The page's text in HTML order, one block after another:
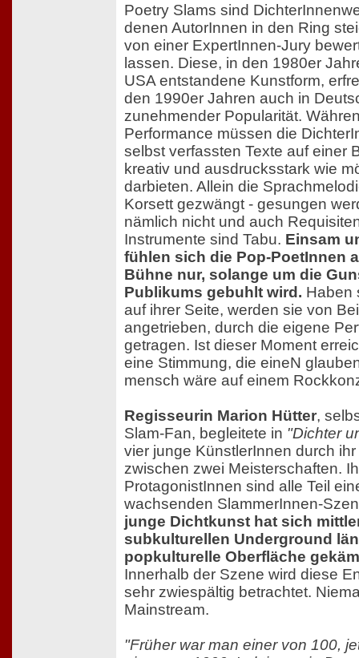
Poetry Slams sind
denen AutorInnen in den Ring
von einer ExpertInnen-Jury
lassen. Diese, in den 1980er
USA entstandene Kunstform,
den 1990er Jahren auch in
zunehmender Popularität.
Performance müssen die
selbst verfassten Texte auf einer
kreativ und ausdrucksstark wie
darbieten. Allein die
Korsett gezwängt - gesungen
nämlich nicht und auch
Instrumente sind Tabu. Einsam
fühlen sich die Pop-PoetInnen
Bühne nur, solange um die
Publikums gebuhlt wird. Haben
auf ihrer Seite, werden sie von
angetrieben, durch die eigene
getragen. Ist dieser Moment
eine Stimmung, die eineN
mensch wäre auf einem
Regisseurin Marion Hütter,
Slam-Fan, begleitete in "Dichter
vier junge KünstlerInnen durch
zwischen zwei Meisterschaften.
ProtagonistInnen sind alle Teil
wachsenden SlammerInnen-
junge Dichtkunst hat sich
subkulturellen Underground
popkulturelle Oberfläche
Innerhalb der Szene wird diese
sehr zwiespältig betrachtet.
Mainstream.
"Früher war man einer von 100,